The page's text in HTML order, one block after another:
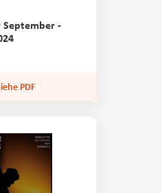
September -
PDF